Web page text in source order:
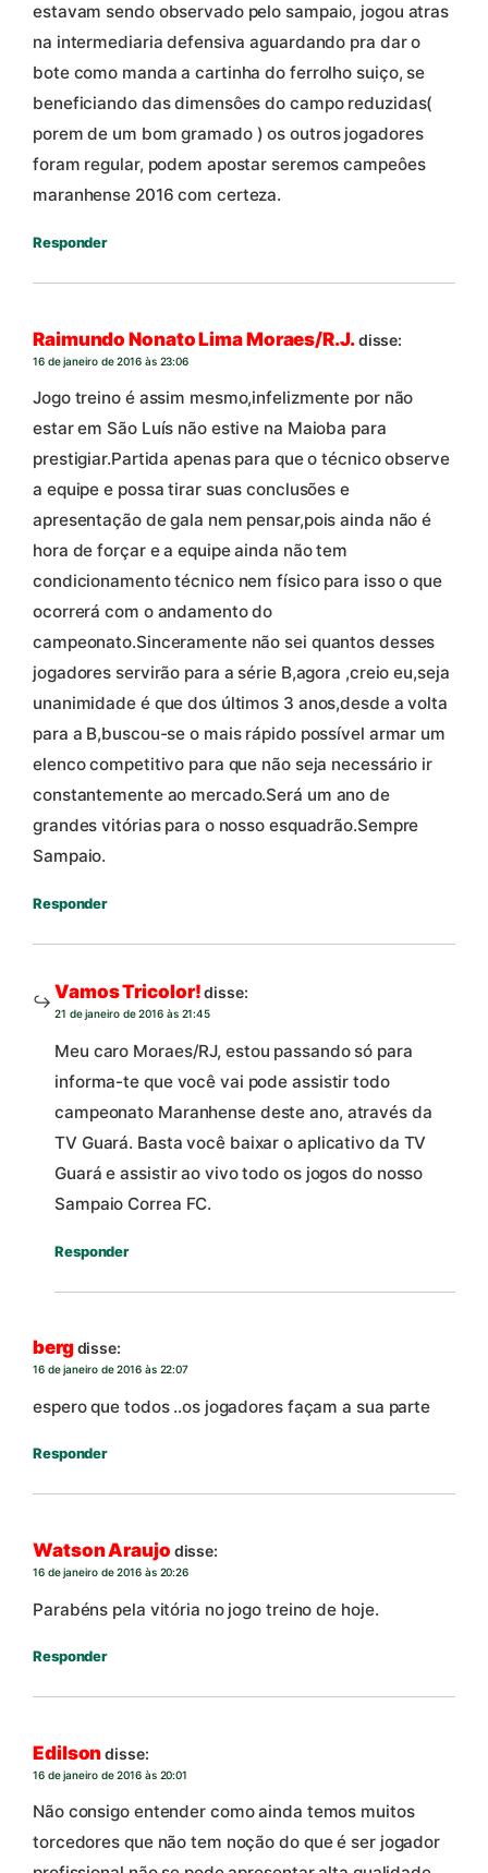
estavam sendo observado pelo sampaio, jogou atras
na intermediaria defensiva aguardando pra dar o
bote como manda a cartinha do ferrolho suiço, se
beneficiando das dimensôes do campo reduzidas(
porem de um bom gramado ) os outros jogadores
foram regular, podem apostar seremos campeôes
maranhense 2016 com certeza.
Responder
Raimundo Nonato Lima Moraes/R.J.disse:
16 de janeiro de 2016 às 23:06
Jogo treino é assim mesmo,infelizmente por não
estar em São Luís não estive na Maioba para
prestigiar.Partida apenas para que o técnico observe
a equipe e possa tirar suas conclusões e
apresentação de gala nem pensar,pois ainda não é
hora de forçar e a equipe ainda não tem
condicionamento técnico nem físico para isso o que
ocorrerá com o andamento do
campeonato.Sinceramente não sei quantos desses
jogadores servirão para a série B,agora ,creio eu,seja
unanimidade é que dos últimos 3 anos,desde a volta
para a B,buscou-se o mais rápido possível armar um
elenco competitivo para que não seja necessário ir
constantemente ao mercado.Será um ano de
grandes vitórias para o nosso esquadrão.Sempre
Sampaio.
Responder
Vamos Tricolor! disse:
21 de janeiro de 2016 às 21:45
Meu caro Moraes/RJ, estou passando só para
informa-te que você vai pode assistir todo
campeonato Maranhense deste ano, através da
TV Guará. Basta você baixar o aplicativo da TV
Guará e assistir ao vivo todo os jogos do nosso
Sampaio Correa FC.
Responder
bergdisse:
16 de janeiro de 2016 às 22:07
espero que todos ..os jogadores façam a sua parte
Responder
Watson Araujo disse:
16 de janeiro de 2016 às 20:26
Parabéns pela vitória no jogo treino de hoje.
Responder
Edilsondisse:
16 de janeiro de 2016 às 20:01
Não consigo entender como ainda temos muitos
torcedores que não tem noção do que é ser jogador